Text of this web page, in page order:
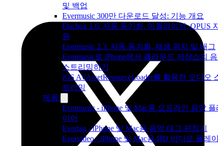
및 백업
Evermusic 300만 다운로드 달성: 기능 개요
Flacbox 1.6: 자동 동기화, 이퀄라이저, OPUS
원
Evermusic 2.3: 자동 동기화, 재생 위치 및 태그
Evermusic로 iPhone에서 클라우드 저장소의
스트리밍하기
iOS AVAssetResourceLoader를 활용한 오디오
트리밍
제품
Evermusic - iPhone 및 Mac용 오프라인 음악 플
이어
Evertag - iPhone 및 Mac용 음악 태그 편집기
Evervideo - iPhone 및 Mac용 HD 비디오 플레